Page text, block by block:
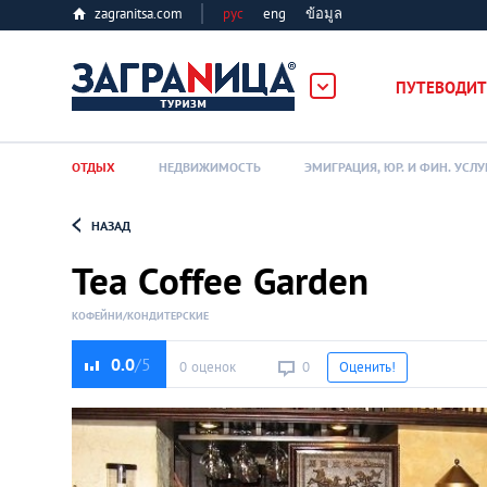
zagranitsa.com рус eng ข้อมูล
Алматы
Loading...
ОТДЫХ НЕДВИЖИМОСТЬ ЭМИГРАЦИЯ, ЮР. И ФИН.
НАЗАД
Tea Coffee Garden
КОФЕЙНИ/КОНДИТЕРСКИЕ
0.0 0 оценок 0 Оценить!